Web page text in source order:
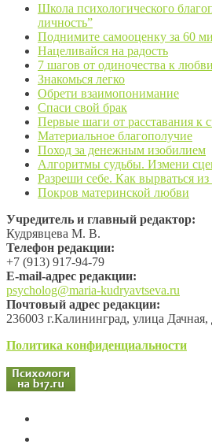
Школа психологического
личность”
Поднимите самооценку за 60
Нацеливайся на радость
7 шагов от одиночества к любви
Знакомься легко
Обрети взаимопонимание
Спаси свой брак
Первые шаги от расставания к
Материальное благополучие
Поход за денежным изобилием
Алгоритмы судьбы. Измени
Разреши себе. Как вырваться
Покров материнской любви
Учредитель и главный редактор:
Кудрявцева М. В.
Телефон редакции:
+7 (913) 917-94-79
Е-mail-адрес редакции:
psycholog@maria-kudryavtseva.ru
Почтовый адрес редакции:
236003 г.Калининград, улица
Политика конфиденциальности